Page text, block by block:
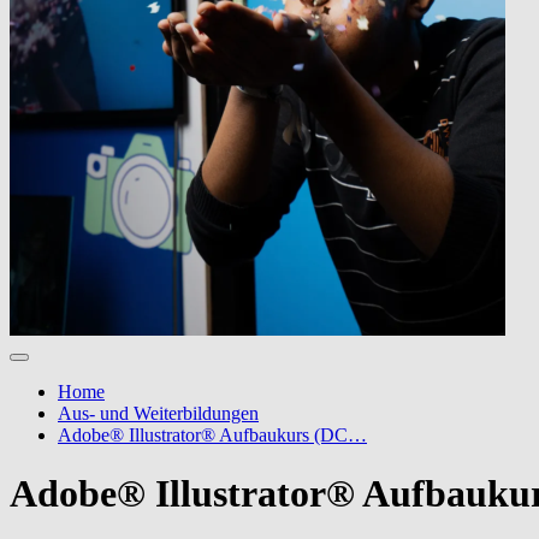
Home
Aus- und Weiterbildungen
Adobe® Illustrator® Aufbaukurs (DC…
Adobe® Illustrator®